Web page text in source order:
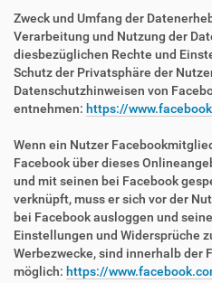
Zweck und Umfang der
Verarbeitung und Nutzung der
diesbezüglichen Rechte und
Schutz der Privatsphäre der
Datenschutzhinweisen von
entnehmen: https://
Wenn ein Nutzer
Facebook über dieses
und mit seinen bei Facebook
verknüpft, muss er sich vor der
bei Facebook ausloggen und
Einstellungen und Widersprüche
Werbezwecke, sind innerhalb der
möglich: https://